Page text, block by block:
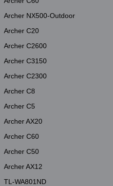
Archer NX500-Outdoor
Archer C20
Archer C2600
Archer C3150
Archer C2300
Archer C8
Archer C5
Archer AX20
Archer C60
Archer C50
Archer AX12
TL-WA801ND